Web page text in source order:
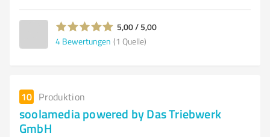
5,00 / 5,00
4 Bewertungen (1 Quelle)
10 Produktion
soolamedia powered by Das Triebwerk
GmbH